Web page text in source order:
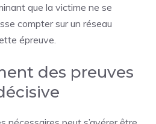
que la victime ne se
compter sur un réseau
épreuve.
des preuves